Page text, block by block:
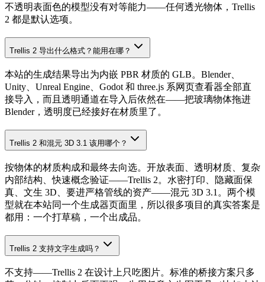
不透明表面色的模型没有对等能力——任何透光物体，Trellis
2 都是默认选项。
Trellis 2 导出什么格式？能用在哪？
本站的生成结果导出为内嵌 PBR 材质的 GLB。Blender、
Unity、Unreal Engine、Godot 和 three.js 系网页查看器全部直
接导入，而且透明通道在导入后依然在——把玻璃物体拖进
Blender，透明度已经接好在材质里了。
Trellis 2 和混元 3D 3.1 该用哪个？
按物体的材质构成和最终去向选。开放表面、透明材质、复杂
内部结构、快速概念验证——Trellis 2。水密打印、隐藏面保
真、文生 3D、要进严格管线的资产——混元 3D 3.1。两个模
型就在本站同一个生成器页面里，所以很多项目的真实答案是
都用：一个打草稿，一个出成品。
Trellis 2 支持文字生成吗？
不支持——Trellis 2 在设计上只吃图片。标准的桥接方案只多